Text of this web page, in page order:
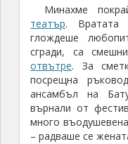
Минахме
театър.
глождеше
сгради, са
отвътре. За
посрещна
ансамбъл на
върнали от
много
– радваше се